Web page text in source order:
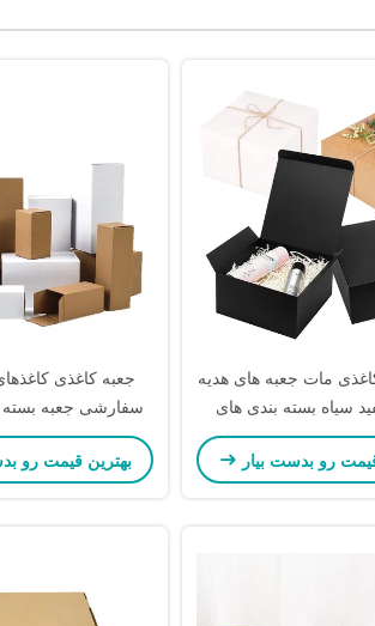
مات جعبه های هدیه
سیاه بسته بندی های
سخت طبیعی
رو بدست بیار
جعبه کاغذی
سفارشی جعبه بسته
شیک
بهترین قیمت رو